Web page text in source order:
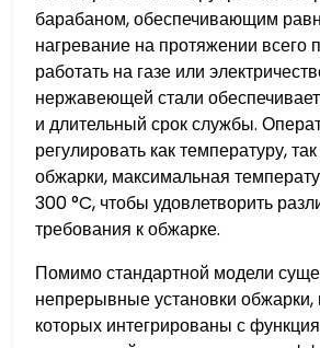
барабаном, обеспечивающим
нагревание на протяжении всего
работать на газе или
нержавеющей стали
и длительный срок службы.
регулировать как температуру,
обжарки, максимальная
300 °C, чтобы удовлетворить
требования к обжарке.
Помимо стандартной модели
непрерывные установки обжарки,
которых интегрированы с